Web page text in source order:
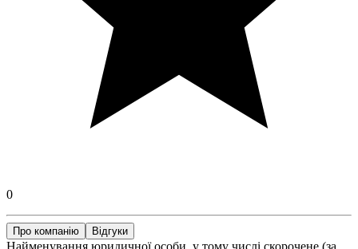
0
Про компанію Відгуки
Найменування юридичної особи, у тому числі скорочене (за